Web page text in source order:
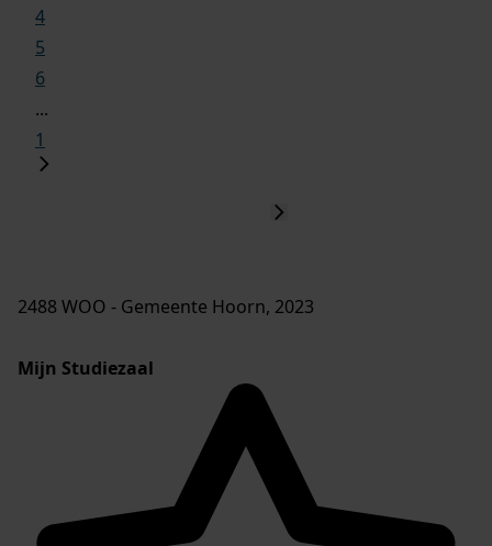
4
5
6
...
1
2488 WOO - Gemeente Hoorn, 2023
Mijn Studiezaal